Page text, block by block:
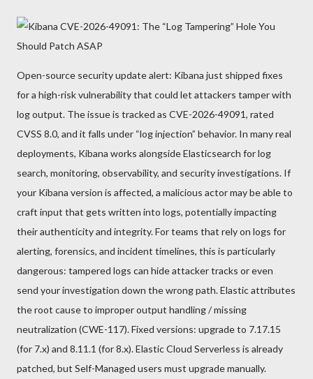
Open-source security update alert: Kibana just shipped fixes
for a high-risk vulnerability that could let attackers tamper with
log output. The issue is tracked as CVE-2026-49091, rated
CVSS 8.0, and it falls under “log injection” behavior. In many real
deployments, Kibana works alongside Elasticsearch for log
search, monitoring, observability, and security investigations. If
your Kibana version is affected, a malicious actor may be able to
craft input that gets written into logs, potentially impacting
their authenticity and integrity. For teams that rely on logs for
alerting, forensics, and incident timelines, this is particularly
dangerous: tampered logs can hide attacker tracks or even
send your investigation down the wrong path. Elastic attributes
the root cause to improper output handling / missing
neutralization (CWE-117). Fixed versions: upgrade to 7.17.15
(for 7.x) and 8.11.1 (for 8.x). Elastic Cloud Serverless is already
patched, but Self-Managed users must upgrade manually.